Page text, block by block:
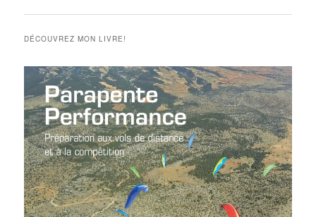
articles
DÉCOUVREZ MON LIVRE!